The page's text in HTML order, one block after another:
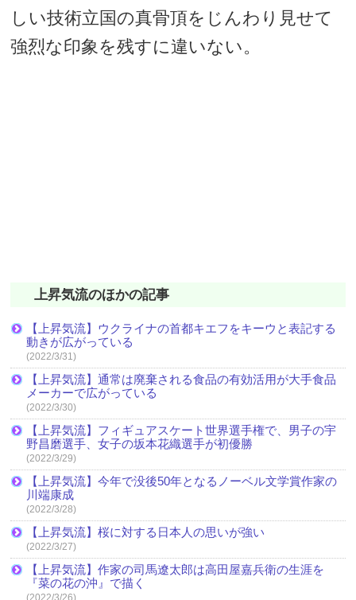
しい技術立国の真骨頂をじんわり見せて
強烈な印象を残すに違いない。
上昇気流のほかの記事
【上昇気流】ウクライナの首都キエフをキーウと表記する
動きが広がっている
(2022/3/31)
【上昇気流】通常は廃棄される食品の有効活用が大手食品
メーカーで広がっている
(2022/3/30)
【上昇気流】フィギュアスケート世界選手権で、男子の宇
野昌磨選手、女子の坂本花織選手が初優勝
(2022/3/29)
【上昇気流】今年で没後50年となるノーベル文学賞作家の
川端康成
(2022/3/28)
【上昇気流】桜に対する日本人の思いが強い
(2022/3/27)
【上昇気流】作家の司馬遼太郎は高田屋嘉兵衛の生涯を
『菜の花の沖』で描く
(2022/3/26)